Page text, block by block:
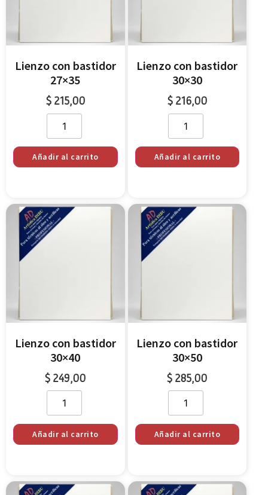
Lienzo con bastidor
27×35
$215,00
Añadir al carrito
Lienzo con bastidor
30×30
$216,00
Añadir al carrito
Lienzo con bastidor
30×40
$ 249,00
Añadir al carrito
Lienzo con bastidor
30×50
$ 285,00
Añadir al carrito